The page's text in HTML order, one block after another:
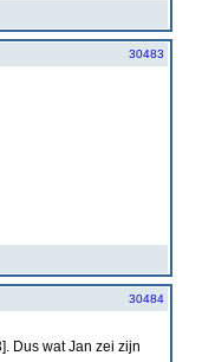
30483
30484
Dus wat Jan zei zijn